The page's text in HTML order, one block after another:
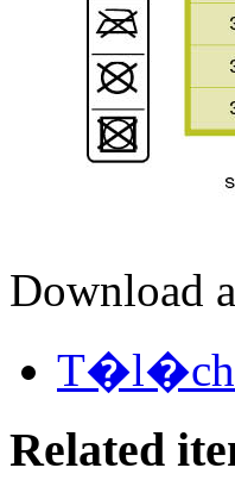
Download
Related